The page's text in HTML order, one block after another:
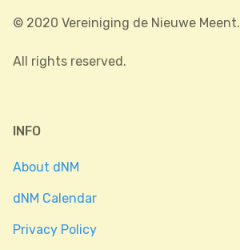
© 2020 Vereiniging de Nieuwe Meent.
All rights reserved.
INFO
About dNM
dNM Calendar
Privacy Policy